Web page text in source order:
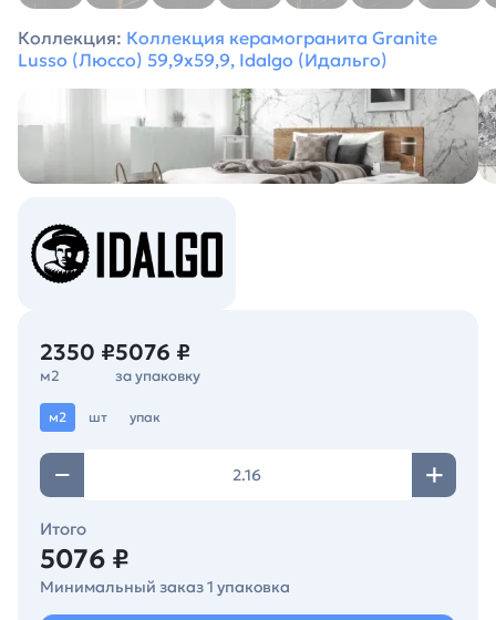
Коллекция: Коллекция керамогранита Granite
Lusso (Люссо) 59,9х59,9, Idalgo (Идальго)
2350 ₽
м2
5076 ₽
за упаковку
м2 шт упак
Итого
5076 ₽
Минимальный заказ 1 упаковка